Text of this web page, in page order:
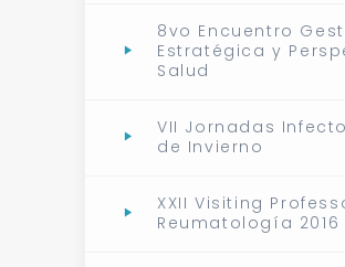
8vo Encuentro
Estratégica y
Salud
VII Jornadas
de Invierno
XXII Visiting
Reumatología 2016